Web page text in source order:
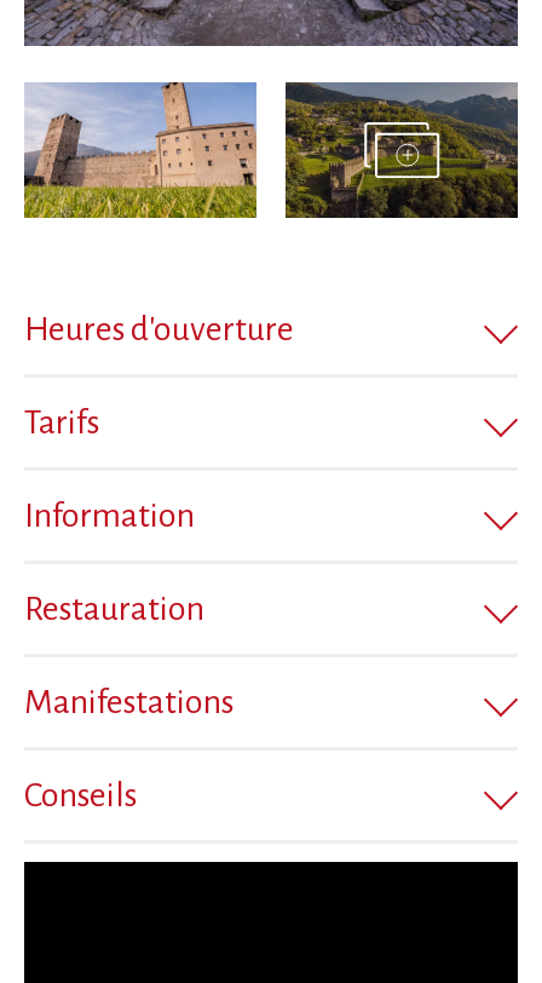
Heures d'ouverture
Tarifs
Information
Restauration
Manifestations
Conseils